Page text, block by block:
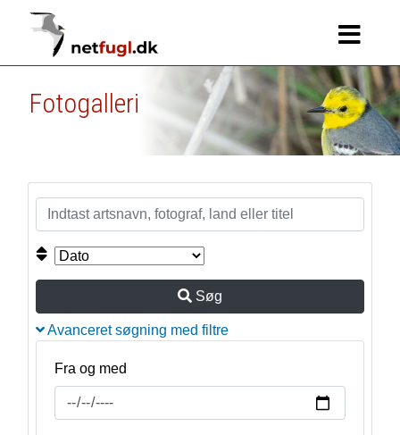
Fotogalleri
Søg
Avanceret søgning med filtre
Fra og med